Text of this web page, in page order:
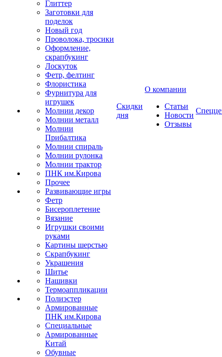
Глиттер
Заготовки для
поделок
Новый год
Проволока, тросики
Оформление,
скрапбукинг
Лоскуток
Фетр, фелтинг
Флористика
Фурнитура для
игрушек
Молнии декор
Молнии металл
Молнии
Прибалтика
Молнии спираль
Молнии рулонка
Молнии трактор
ПНК им.Кирова
Прочее
Развивающие игры
Фетр
Бисероплетение
Вязание
Игрушки своими
руками
Картины шерстью
Скрапбукинг
Украшения
Шитье
Нашивки
Термоаппликации
Полиэстер
Армированные
ПНК им.Кирова
Специальные
Армированные
Китай
Обувные
Скидки
дня
О компании
Статьи
Новости
Отзывы